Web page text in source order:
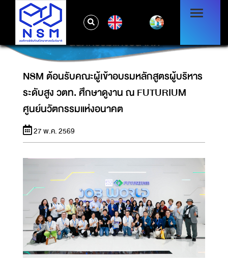
NSM ต้อนรับคณะผู้เข้าอบรมหลักสูตรผู้บริหาร
ระดับสูง วตท. ศึกษาดูงาน ณ FUTURIUM ศูนย์
นวัตกรรมแห่งอนาคต
NSM ต้อนรับคณะผู้เข้าอบรมหลักสูตรผู้บริหาร
ระดับสูง วตท. ศึกษาดูงาน ณ FUTURIUM
ศูนย์นวัตกรรมแห่งอนาคต
27 พ.ค. 2569